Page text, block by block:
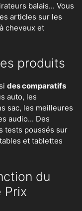
balais... Vous
articles sur les
cheveux et
produits
des comparatifs
auto, les
sac, les meilleures
audio... Des
tests poussés sur
et tablettes
du
Prix